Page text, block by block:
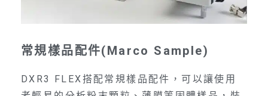
常規樣品配件(Marco Sample)
DXR3 FLEX搭配常規樣品配件，可以讓使用